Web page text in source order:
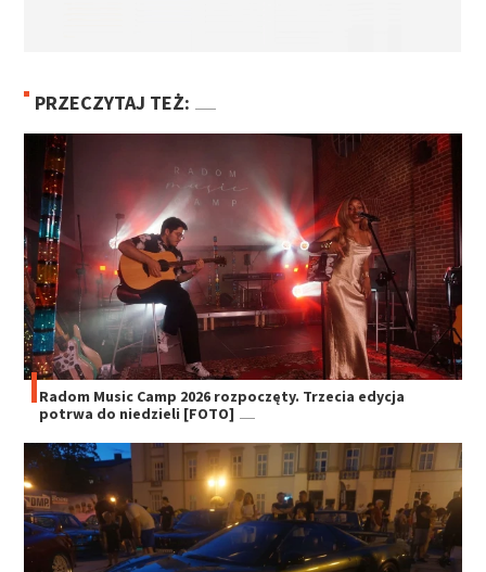
PRZECZYTAJ TEŻ:
Radom Music Camp 2026 rozpoczęty. Trzecia edycja
potrwa do niedzieli [FOTO]